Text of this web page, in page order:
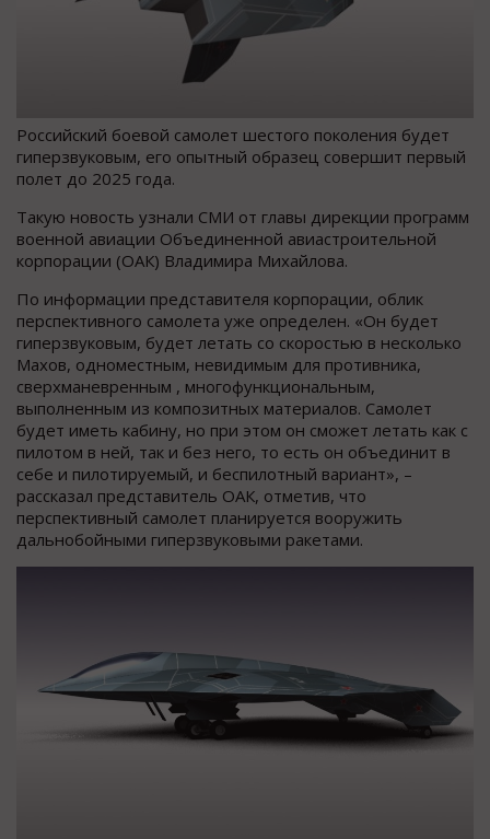
Российский боевой самолет шестого поколения будет
гиперзвуковым, его опытный образец совершит первый
полет до 2025 года.
Такую новость узнали СМИ от главы дирекции программ
военной авиации Объединенной авиастроительной
корпорации (ОАК) Владимира Михайлова.
По информации представителя корпорации, облик
перспективного самолета уже определен. «Он будет
гиперзвуковым, будет летать со скоростью в несколько
Махов, одноместным, невидимым для противника,
сверхманевренным , многофункциональным,
выполненным из композитных материалов. Самолет
будет иметь кабину, но при этом он сможет летать как с
пилотом в ней, так и без него, то есть он объединит в
себе и пилотируемый, и беспилотный вариант», –
рассказал представитель ОАК, отметив, что
перспективный самолет планируется вооружить
дальнобойными гиперзвуковыми ракетами.